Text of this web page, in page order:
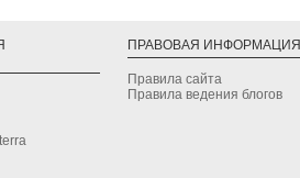
ПРАВОВАЯ ИНФОРМАЦИЯ
Правила сайта
Правила ведения блогов